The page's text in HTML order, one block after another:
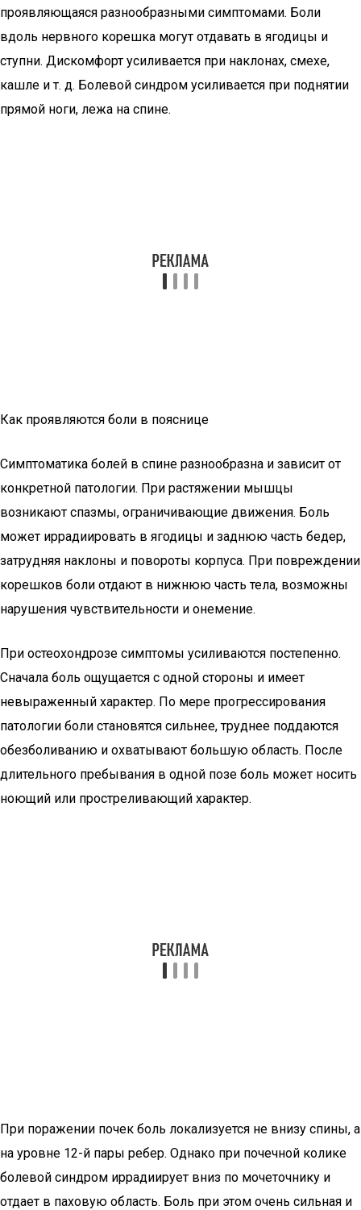
проявляющаяся разнообразными симптомами. Боли
вдоль нервного корешка могут отдавать в ягодицы и
ступни. Дискомфорт усиливается при наклонах, смехе,
кашле и т. д. Болевой синдром усиливается при поднятии
прямой ноги, лежа на спине.
Как проявляются боли в пояснице
Симптоматика болей в спине разнообразна и зависит от
конкретной патологии. При растяжении мышцы
возникают спазмы, ограничивающие движения. Боль
может иррадиировать в ягодицы и заднюю часть бедер,
затрудняя наклоны и повороты корпуса. При повреждении
корешков боли отдают в нижнюю часть тела, возможны
нарушения чувствительности и онемение.
При остеохондрозе симптомы усиливаются постепенно.
Сначала боль ощущается с одной стороны и имеет
невыраженный характер. По мере прогрессирования
патологии боли становятся сильнее, труднее поддаются
обезболиванию и охватывают большую область. После
длительного пребывания в одной позе боль может носить
ноющий или простреливающий характер.
При поражении почек боль локализуется не внизу спины, а
на уровне 12-й пары ребер. Однако при почечной колике
болевой синдром иррадиирует вниз по мочеточнику и
отдает в паховую область. Боль при этом очень сильная и